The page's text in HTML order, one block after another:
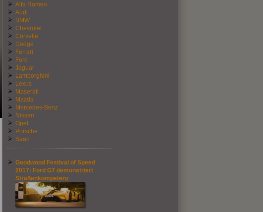
Alfa Romeo
Audi
BMW
Chevrolet
Corvette
Dodge
Ferrari
Ford
Jaguar
Lamborghini
Lexus
Maserati
Mazda
Mercedes-Benz
Nissan
Opel
Porsche
Saab
Goodwood Festival of Speed
2017: Ford GT demonstriert
Straßenkompetenz